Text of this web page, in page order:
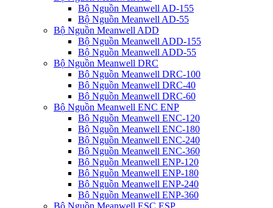
Bộ Nguồn Meanwell AD-155
Bộ Nguồn Meanwell AD-55
Bộ Nguồn Meanwell ADD
Bộ Nguồn Meanwell ADD-155
Bộ Nguồn Meanwell ADD-55
Bộ Nguồn Meanwell DRC
Bộ Nguồn Meanwell DRC-100
Bộ Nguồn Meanwell DRC-40
Bộ Nguồn Meanwell DRC-60
Bộ Nguồn Meanwell ENC ENP
Bộ Nguồn Meanwell ENC-120
Bộ Nguồn Meanwell ENC-180
Bộ Nguồn Meanwell ENC-240
Bộ Nguồn Meanwell ENC-360
Bộ Nguồn Meanwell ENP-120
Bộ Nguồn Meanwell ENP-180
Bộ Nguồn Meanwell ENP-240
Bộ Nguồn Meanwell ENP-360
Bộ Nguồn Meanwell ESC ESP